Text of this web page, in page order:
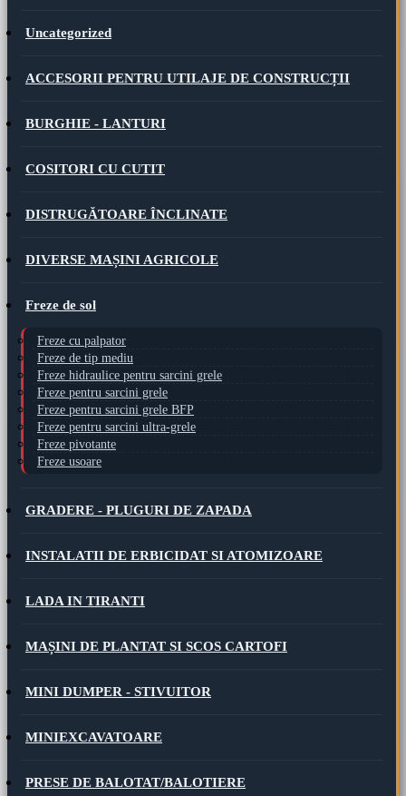
Uncategorized
ACCESORII PENTRU UTILAJE DE CONSTRUCȚII
BURGHIE - LANTURI
COSITORI CU CUTIT
DISTRUGĂTOARE ÎNCLINATE
DIVERSE MAȘINI AGRICOLE
Freze de sol
Freze cu palpator
Freze de tip mediu
Freze hidraulice pentru sarcini grele
Freze pentru sarcini grele
Freze pentru sarcini grele BFP
Freze pentru sarcini ultra-grele
Freze pivotante
Freze usoare
GRADERE - PLUGURI DE ZAPADA
INSTALATII DE ERBICIDAT SI ATOMIZOARE
LADA IN TIRANTI
MAȘINI DE PLANTAT SI SCOS CARTOFI
MINI DUMPER - STIVUITOR
MINIEXCAVATOARE
PRESE DE BALOTAT/BALOTIERE